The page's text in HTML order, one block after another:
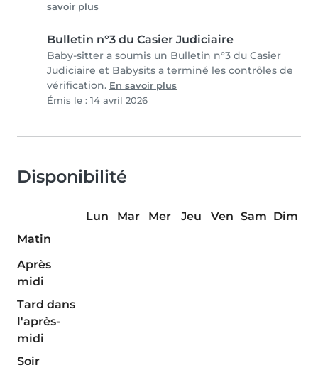
savoir plus
Bulletin n°3 du Casier Judiciaire
Baby-sitter a soumis un Bulletin n°3 du Casier
Judiciaire et Babysits a terminé les contrôles de
vérification. En savoir plus
Émis le : 14 avril 2026
Disponibilité
Lun Mar Mer Jeu Ven Sam Dim
Matin
Après
midi
Tard dans
l'après-
midi
Soir